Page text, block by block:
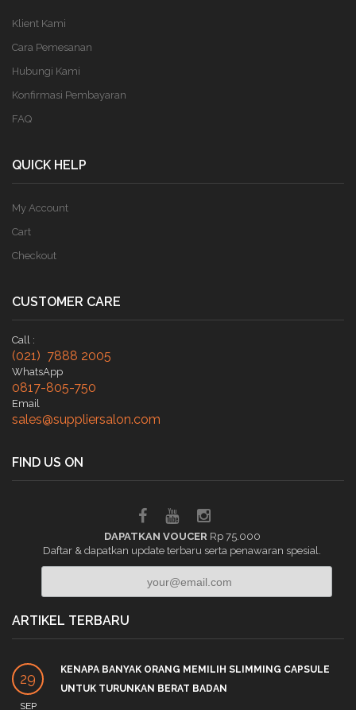
Klient Kami
Cara Pemesanan
Hubungi Kami
Konfirmasi Pembayaran
FAQ
QUICK HELP
My Account
Cart
Checkout
CUSTOMER CARE
Call :
(021) 7888 2005
WhatsApp
0817-805-750
Email
sales@suppliersalon.com
FIND US ON
DAPATKAN VOUCER Rp 75.000
Daftar & dapatkan update terbaru serta penawaran spesial.
ARTIKEL TERBARU
29
SEP
KENAPA BANYAK ORANG MEMILIH SLIMMING CAPSULE
UNTUK TURUNKAN BERAT BADAN